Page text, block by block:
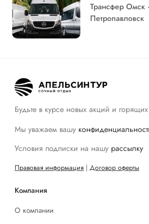
Трансфер
Петропавловск
Будьте в курсе новых акций и
Мы уважаем вашу
Условия подписки на нашу рассылку
Правовая информация | Договор оферты
Компания
О компании